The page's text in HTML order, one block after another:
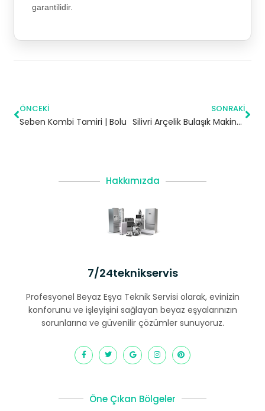
garantilidir.
ÖNCEKI
Seben Kombi Tamiri | Bolu
SONRAKI
Silivri Arçelik Bulaşık Makinesi Servisi
Hakkımızda
7/24teknikservis
Profesyonel Beyaz Eşya Teknik Servisi olarak, evinizin
konforunu ve işleyişini sağlayan beyaz eşyalarınızın
sorunlarına ve güvenilir çözümler sunuyoruz.
Öne Çıkan Bölgeler